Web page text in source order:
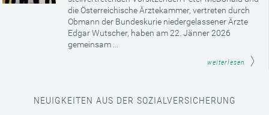
die Österreichische Ärztekammer, vertreten durch
Obmann der Bundeskurie niedergelassener Ärzte
Edgar Wutscher, haben am 22. Jänner 2026
gemeinsam ...
weiterlesen
NEUIGKEITEN AUS DER SOZIALVERSICHERUNG